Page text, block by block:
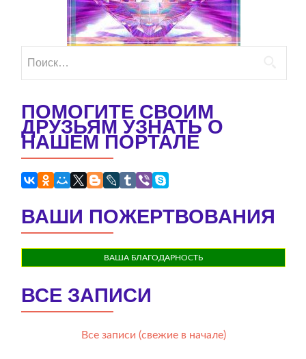
ПОМОГИТЕ СВОИМ
ДРУЗЬЯМ УЗНАТЬ О
НАШЕМ ПОРТАЛЕ
ВАШИ ПОЖЕРТВОВАНИЯ
ВАША БЛАГОДАРНОСТЬ
ВСЕ ЗАПИСИ
Все записи (свежие в начале)